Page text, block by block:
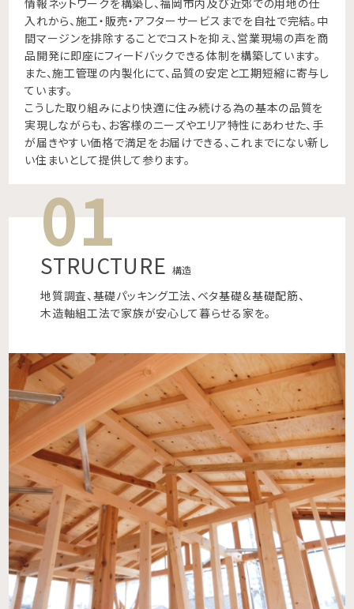
入れから、施工・販売・アフターサービスまでを自社で完結。中
間マージンを排除することでコストを抑え、営業現場の声を商
品開発に即座にフィードバックできる体制を構築しています。
また、施工管理の内製化にて、品質の安定と工期短縮に寄与し
ています。
こうした取り組みにより快適に住み続ける為の基本の品質を
実現しながらも、お客様のニーズやエリア特性にあわせた、手
が届きやすい価格で満足をお届けできる、 これまでにない新し
い住まいとして提供して参ります。
01
STRUCTURE 構造
地質調査、基礎パッキング工法、ベタ基礎 & 基礎配筋、
木造軸組工法で家族が安心して暮らせる家を。